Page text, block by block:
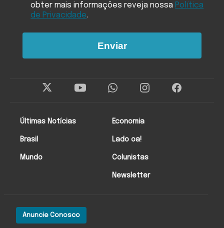
Anuncie Conosco
Últimas Notícias
Brasil
Mundo
Economia
Lado oa!
Colunistas
Newsletter
obter mais informações reveja nossa Política
de Privacidade.
Enviar